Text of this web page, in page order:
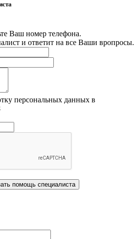
Ваш номер телефона.
и ответит на все Ваши вропросы.
персональных данных в
помощь специалиста